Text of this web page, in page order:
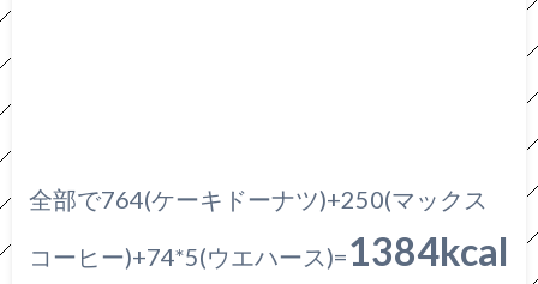
全部で764(ケーキドーナツ)+250(マックス
コーヒー)+74*5(ウエハース)=1384kcal